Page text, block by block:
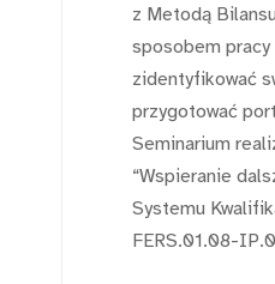
z Metodą
sposobem
zidentyfikować
przygotować
Seminarium
“Wspieranie
Systemu
FERS.01.08-